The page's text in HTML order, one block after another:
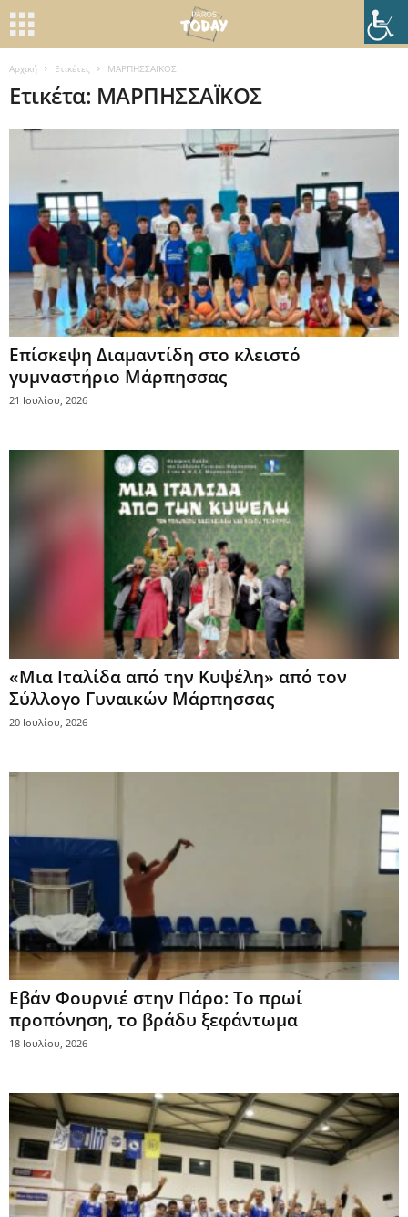
Αρχική Ετικέτες ΜΑΡΠΗΣΣΑΪΚΟΣ
Ετικέτα: ΜΑΡΠΗΣΣΑΪΚΟΣ
Επίσκεψη Διαμαντίδη στο κλειστό
γυμναστήριο Μάρπησσας
21 Ιουλίου, 2026
«Μια Ιταλίδα από την Κυψέλη» από τον
Σύλλογο Γυναικών Μάρπησσας
20 Ιουλίου, 2026
Εβάν Φουρνιέ στην Πάρο: Το πρωί
προπόνηση, το βράδυ ξεφάντωμα
18 Ιουλίου, 2026